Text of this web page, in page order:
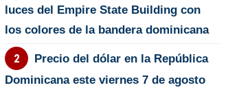
luces del Empire State Building con
los colores de la bandera dominicana
Precio del dólar en la República
Dominicana este viernes 7 de agosto